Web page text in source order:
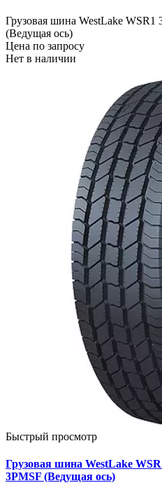
Грузовая шина WestLake WSR1
(Ведущая ось)
Цена по запросу
Нет в наличии
Быстрый просмотр
Грузовая шина WestLake
3PMSF (Ведущая ось)